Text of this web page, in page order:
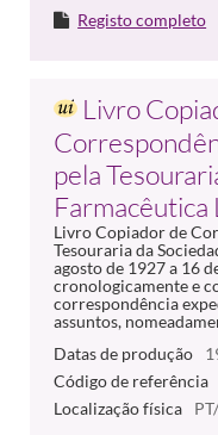
Registo completo
Livro
pela
Farmacêutica
Livro Copiador de
Tesouraria da
agosto de 1927 a 16
cronologicamente e
correspondência
assuntos,
Datas de produção
Código de referência
Localização física